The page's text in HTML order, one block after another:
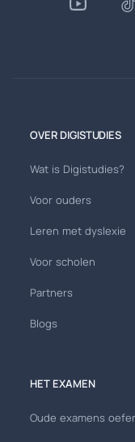
OVER DIGISTUDIES
Wat is Digistudies?
Voor ouders
Leren met dyslexie
Voor scholen
Partners
Blogs
HET EXAMEN
Oude examens